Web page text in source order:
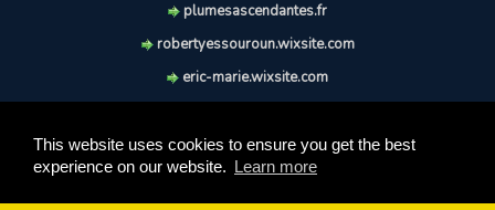
This website uses cookies to ensure you get the best
experience on our website. Learn more
plumesascendantes.fr
robertyessouroun.wixsite.com
eric-marie.wixsite.com
soufflereve.blogspot.com
Ce site est réalisé et maintenu avec coeur et passion.